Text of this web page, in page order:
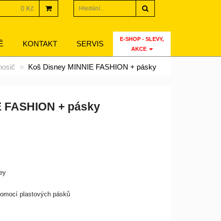
0 Kč
KONTAKT SERVIS
E-SHOP - SLEVY,
AKCE
Koš Disney MINNIE FASHION + pásky
+ pásky
plastových pásků